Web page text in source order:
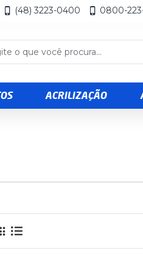
(48) 3223-0400 0800-
ACRILIZAÇÃO